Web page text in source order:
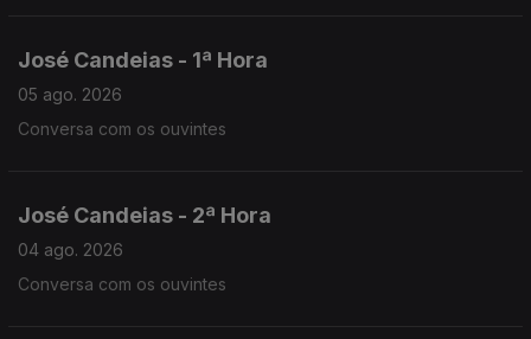
José Candeias - 1ª Hora
05 ago. 2026
Conversa com os ouvintes
José Candeias - 2ª Hora
04 ago. 2026
Conversa com os ouvintes